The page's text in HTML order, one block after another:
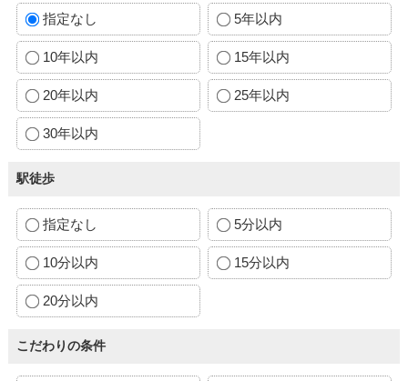
指定なし 5年以内
10年以内 15年以内
20年以内 25年以内
30年以内
駅徒歩
指定なし 5分以内
10分以内 15分以内
20分以内
こだわりの条件